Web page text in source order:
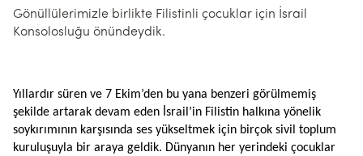
Gönüllülerimizle birlikte Filistinli çocuklar için İsrail
Konsolosluğu önündeydik.
Yıllardır süren ve 7 Ekim’den bu yana benzeri görülmemiş
şekilde artarak devam eden İsrail’in Filistin halkına yönelik
soykırımının karşısında ses yükseltmek için birçok sivil toplum
kuruluşuyla bir araya geldik. Dünyanın her yerindeki çocuklar